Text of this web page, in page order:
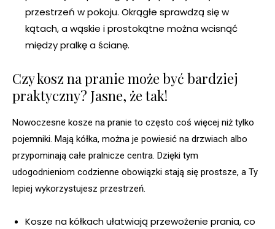
przestrzeń w pokoju. Okrągłe sprawdzą się w
kątach, a wąskie i prostokątne można wcisnąć
między pralkę a ścianę.
Czy kosz na pranie może być bardziej
praktyczny? Jasne, że tak!
Nowoczesne kosze na pranie to często coś więcej niż tylko
pojemniki. Mają kółka, można je powiesić na drzwiach albo
przypominają całe pralnicze centra. Dzięki tym
udogodnieniom codzienne obowiązki stają się prostsze, a Ty
lepiej wykorzystujesz przestrzeń.
Kosze na kółkach ułatwiają przewożenie prania, co